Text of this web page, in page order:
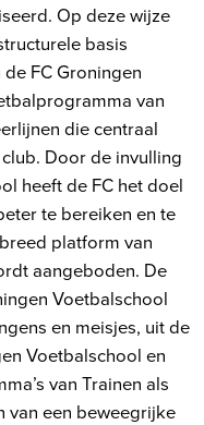
Op deze wijze
basis
FC Groningen
van
die centraal
Door de invulling
heeft de FC het doel
te bereiken en te
platform van
aangeboden. De
Voetbalschool
en meisjes, uit de
Voetbalschool en
van Trainen als
van een beweegrijke